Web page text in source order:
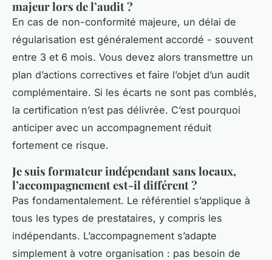
majeur lors de l’audit ?
En cas de non-conformité majeure, un délai de
régularisation est généralement accordé - souvent
entre 3 et 6 mois. Vous devez alors transmettre un
plan d’actions correctives et faire l’objet d’un audit
complémentaire. Si les écarts ne sont pas comblés,
la certification n’est pas délivrée. C’est pourquoi
anticiper avec un accompagnement réduit
fortement ce risque.
Je suis formateur indépendant sans locaux,
l’accompagnement est-il différent ?
Pas fondamentalement. Le référentiel s’applique à
tous les types de prestataires, y compris les
indépendants. L’accompagnement s’adapte
simplement à votre organisation : pas besoin de